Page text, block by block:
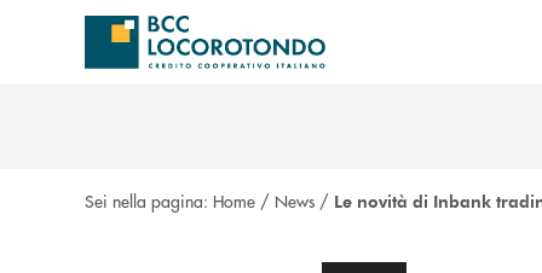
Salta al contenuto principale
Sei nella pagina: Home / News / Le novità di Inbank